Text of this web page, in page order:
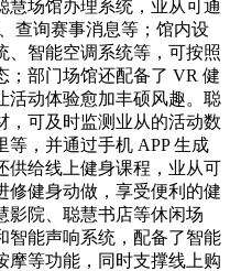
慧场馆办理系统，业从可通
查询赛事消息等；馆内设
、智能空调系统等，可按照
；部门场馆还配备了 VR 健
活动体验愈加丰硕风趣。聪
，可及时监测业从的活动数
，并通过手机 APP 生成
供给线上健身课程，业从可
修健身动做，享受便利的健
影院、聪慧书店等休闲场
智能声响系统，配备了智能
摩等功能，同时支撑线上购